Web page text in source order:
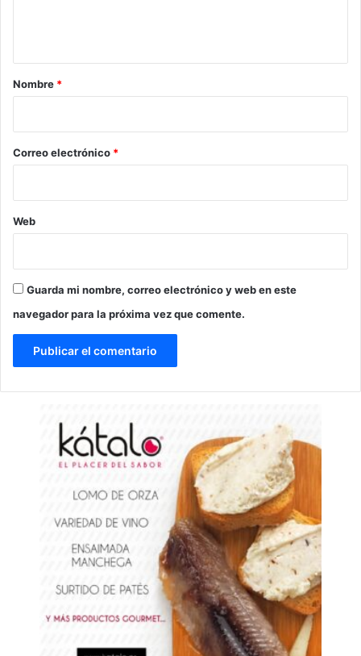
r
*
Nombre *
Correo electrónico *
Web
Guarda mi nombre, correo electrónico y web en este
navegador para la próxima vez que comente.